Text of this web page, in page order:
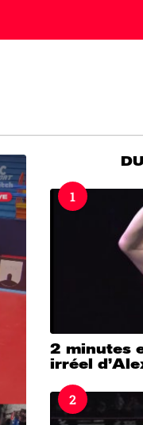
1
2 minutes
irréel
2